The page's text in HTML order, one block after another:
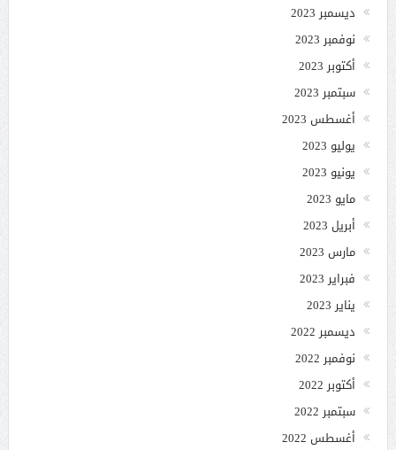
ديسمبر 2023
نوفمبر 2023
أكتوبر 2023
سبتمبر 2023
أغسطس 2023
يوليو 2023
يونيو 2023
مايو 2023
أبريل 2023
مارس 2023
فبراير 2023
يناير 2023
ديسمبر 2022
نوفمبر 2022
أكتوبر 2022
سبتمبر 2022
أغسطس 2022